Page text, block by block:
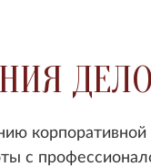
с